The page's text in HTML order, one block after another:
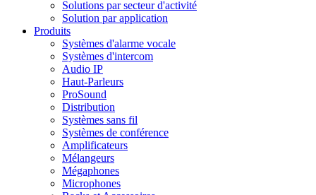
Solutions par secteur d'activité
Solution par application
Produits
Systèmes d'alarme vocale
Systèmes d'intercom
Audio IP
Haut-Parleurs
ProSound
Distribution
Systèmes sans fil
Systèmes de conférence
Amplificateurs
Mélangeurs
Mégaphones
Microphones